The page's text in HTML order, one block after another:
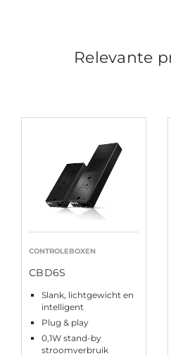
Relevante
CONTROLEBOXEN
CBD6S
Slank, lichtgewicht en
intelligent
Plug & play
0,1W stand-by
stroomverbruik